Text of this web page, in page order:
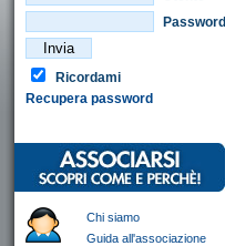
Password
Ricordami
Recupera password
Chi siamo
Guida all'associazione